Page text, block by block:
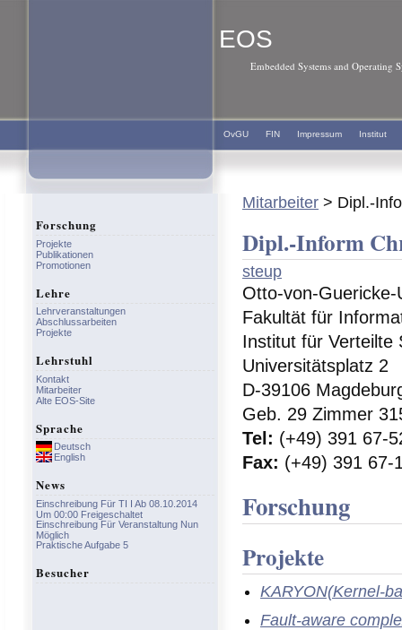
EOS
Embedded Systems and Operating
OvGU FIN Impressum Institut
Mitarbeiter > Dipl.-
Dipl.-Inform
steup
Otto-von-
Fakultät für
Institut für Verteilte
Universitätsplatz 2
D-39106
Geb. 29 Zimmer
Tel: (+49) 391 67-
Fax: (+49) 391 67-
Forschung
Projekte
KARYON(Kernel-
Fault-aware
Forschung
Projekte
Publikationen
Promotionen
Lehre
Lehrveranstaltungen
Abschlussarbeiten
Projekte
Lehrstuhl
Kontakt
Mitarbeiter
Alte EOS-Site
Sprache
Deutsch
English
News
Einschreibung Für TI I Ab 08.10.2014
Um 00:00 Freigeschaltet
Einschreibung Für Veranstaltung Nun
Möglich
Praktische Aufgabe 5
Besucher